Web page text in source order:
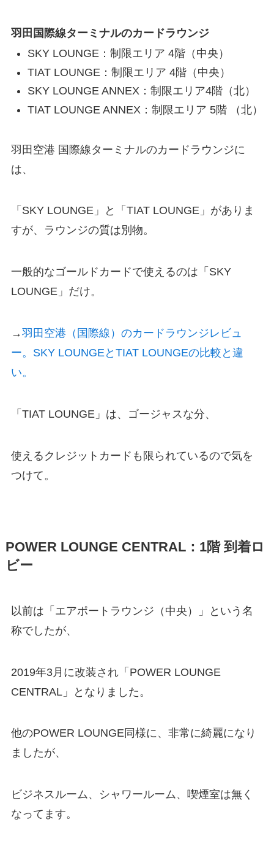
羽田国際線ターミナルのカードラウンジ
SKY LOUNGE：制限エリア 4階（中央）
TIAT LOUNGE：制限エリア 4階（中央）
SKY LOUNGE ANNEX：制限エリア4階（北）
TIAT LOUNGE ANNEX：制限エリア 5階 （北）
羽田空港 国際線ターミナルのカードラウンジに
は、
「SKY LOUNGE」と「TIAT LOUNGE」がありま
すが、ラウンジの質は別物。
一般的なゴールドカードで使えるのは「SKY
LOUNGE」だけ。
→羽田空港（国際線）のカードラウンジレビュ
ー。SKY LOUNGEとTIAT LOUNGEの比較と違
い。
「TIAT LOUNGE」は、ゴージャスな分、
使えるクレジットカードも限られているので気を
つけて。
POWER LOUNGE CENTRAL：1階 到着ロ
ビー
以前は「エアポートラウンジ（中央）」という名
称でしたが、
2019年3月に改装され「POWER LOUNGE
CENTRAL」となりました。
他のPOWER LOUNGE同様に、非常に綺麗になり
ましたが、
ビジネスルーム、シャワールーム、喫煙室は無く
なってます。